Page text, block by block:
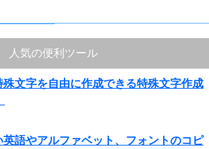
人気の便利ツール
文字を自由に作成できる特殊文字作成
語やアルファベット、フォントのコピ